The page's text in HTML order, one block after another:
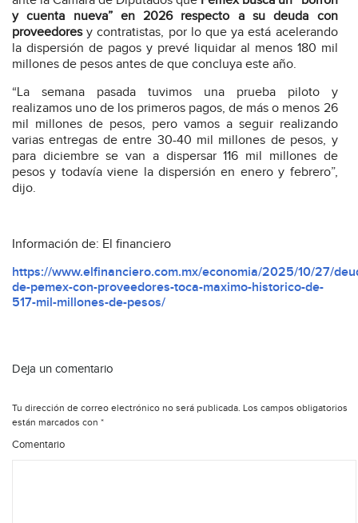
y cuenta nueva” en 2026 respecto a su deuda con
proveedoresy contratistas, por lo que ya está acelerando
la dispersión de pagos y prevé liquidar al menos 180 mil
millones de pesos antes de que concluya este año.
“La semana pasada tuvimos una prueba piloto y
realizamos uno de los primeros pagos, de más o menos 26
mil millones de pesos, pero vamos a seguir realizando
varias entregas de entre 30-40 mil millones de pesos, y
para diciembre se van a dispersar 116 mil millones de
pesos y todavía viene la dispersión en enero y febrero”,
dijo.
Información de: El financiero
https://www.elfinanciero.com.mx/economia/2025/10/27/
de-pemex-con-proveedores-toca-maximo-historico-de-
517-mil-millones-de-pesos/
Deja un comentario
Tu dirección de correo electrónico no será publicada. Los campos obligatorios
están marcados con *
Comentario